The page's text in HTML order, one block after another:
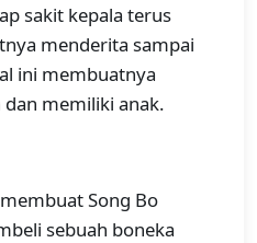
sakit kepala terus
menderita sampai
ini membuatnya
memiliki anak.
Song Bo
sebuah boneka